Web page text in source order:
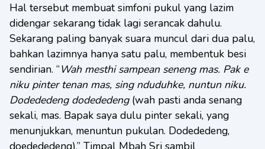
Hal tersebut membuat simfoni pukul yang lazim
didengar sekarang tidak lagi serancak dahulu.
Sekarang paling banyak suara muncul dari dua palu,
bahkan lazimnya hanya satu palu, membentuk besi
sendirian. “Wah mesthi sampean seneng mas. Pak e
niku pinter tenan mas, sing nduduhke, nuntun niku.
Dodededeng dodededeng (wah pasti anda senang
sekali, mas. Bapak saya dulu pinter sekali, yang
menunjukkan, menuntun pukulan. Dodededeng,